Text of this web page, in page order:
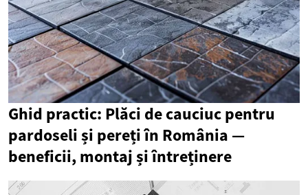
Ghid practic: Plăci de cauciuc pentru
pardoseli și pereți în România —
beneficii, montaj și întreținere